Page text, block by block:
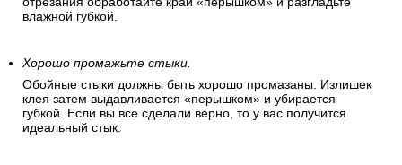
влажной губкой.
Хорошо промажьте стыки.
Обойные стыки должны быть хорошо промазаны. Излишек
клея затем выдавливается «перышком» и убирается
губкой. Если вы все сделали верно, то у вас получится
идеальный стык.